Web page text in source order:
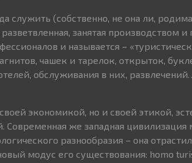
служить (собственно, не она ли,
занятая производством
и называется –
чашек и тарелок, открыток,
обслуживания в них,
экономикой, но и своей этикой,
Современная же западная цивилизация
разнообразия – она
модус его существования: homo